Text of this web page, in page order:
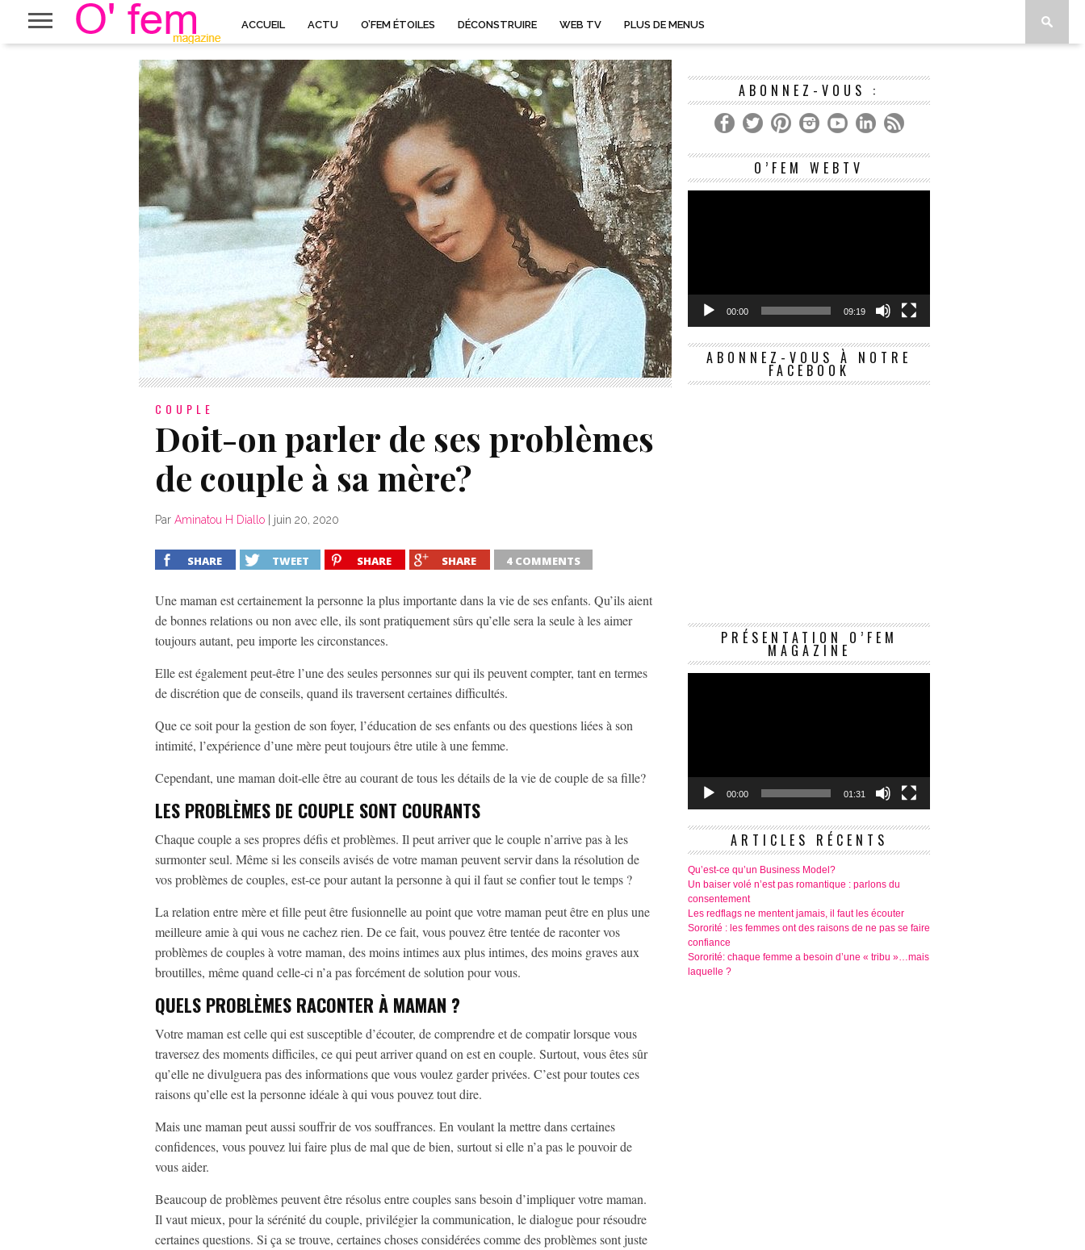
ACCUEIL ACTU O’FEM ÉTOILES DÉCONSTRUIRE WEB TV PLUS DE MENUS
COUPLE
Doit-on parler de ses problèmes
de couple à sa mère?
Par Aminatou H Diallo juin 20, 2020
SHARE TWEET SHARE SHARE 4 COMMENTS
Une maman est certainement la personne la plus importante dans la vie de ses enfants. Qu’ils aient
de bonnes relations ou non avec elle, ils sont pratiquement sûrs qu’elle sera la seule à les aimer
toujours autant, peu importe les circonstances.
Elle est également peut-être l’une des seules personnes sur qui ils peuvent compter, tant en termes
de discrétion que de conseils, quand ils traversent certaines difficultés.
Que ce soit pour la gestion de son foyer, l’éducation de ses enfants ou des questions liées à son
intimité, l’expérience d’une mère peut toujours être utile à une femme.
Cependant, une maman doit-elle être au courant de tous les détails de la vie de couple de sa fille?
LES PROBLÈMES DE COUPLE SONT COURANTS
Chaque couple a ses propres défis et problèmes. Il peut arriver que le couple n’arrive pas à les
surmonter seul. Même si les conseils avisés de votre maman peuvent servir dans la résolution de
vos problèmes de couples, est-ce pour autant la personne à qui il faut se confier tout le temps ?
La relation entre mère et fille peut être fusionnelle au point que votre maman peut être en plus une
meilleure amie à qui vous ne cachez rien. De ce fait, vous pouvez être tentée de raconter vos
problèmes de couples à votre maman, des moins intimes aux plus intimes, des moins graves aux
broutilles, même quand celle-ci n’a pas forcément de solution pour vous.
QUELS PROBLÈMES RACONTER À MAMAN ?
Votre maman est celle qui est susceptible d’écouter, de comprendre et de compatir lorsque vous
traversez des moments difficiles, ce qui peut arriver quand on est en couple. Surtout, vous êtes sûr
qu’elle ne divulguera pas des informations que vous voulez garder privées. C’est pour toutes ces
raisons qu’elle est la personne idéale à qui vous pouvez tout dire.
Mais une maman peut aussi souffrir de vos souffrances. En voulant la mettre dans certaines
confidences, vous pouvez lui faire plus de mal que de bien, surtout si elle n’a pas le pouvoir de
vous aider.
Beaucoup de problèmes peuvent être résolus entre couples sans besoin d’impliquer votre maman.
Il vaut mieux, pour la sérénité du couple, privilégier la communication, le dialogue pour résoudre
certaines questions. Si ça se trouve, certaines choses considérées comme des problèmes sont juste
ABONNEZ-VOUS :
O’FEM WEBTV
Lecteur
00:00 09:19
ABONNEZ-VOUS À NOTRE
FACEBOOK
PRÉSENTATION O’FEM
MAGAZINE
Lecteur
00:00 01:31
ARTICLES RÉCENTS
Qu’est-ce qu’un Business Model?
Un baiser volé n’est pas romantique : parlons du
consentement
Les redflags ne mentent jamais, il faut les écouter
Sororité : les femmes ont des raisons de ne pas se faire
confiance
Sororité: chaque femme a besoin d’une « tribu »…mais
laquelle ?